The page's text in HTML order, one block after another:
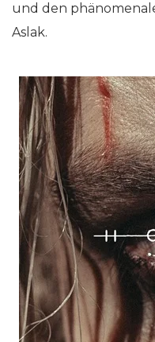
und den
Aslak.